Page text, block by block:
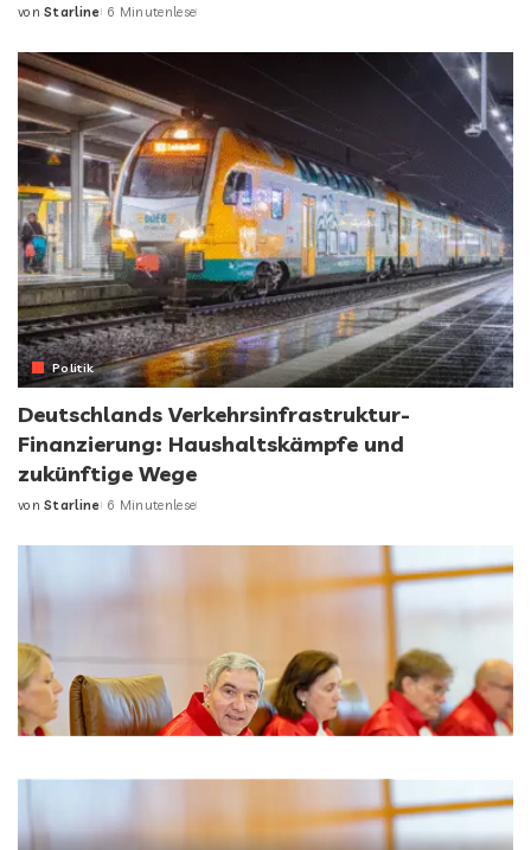
von Starline 6 Minutenlese
Politik
Deutschlands Verkehrsinfrastruktur-
Finanzierung: Haushaltskämpfe und
zukünftige Wege
von Starline 6 Minutenlese